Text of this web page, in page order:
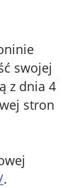
swojej
z dnia 4
stron
.